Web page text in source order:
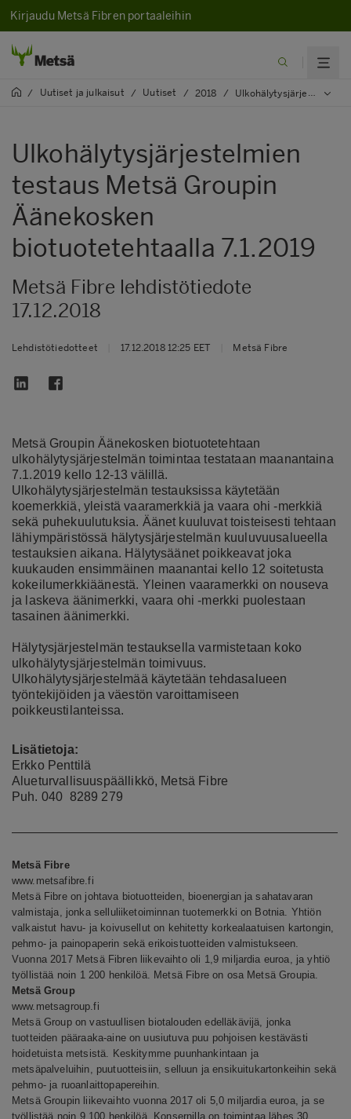
Kirjaudu Metsä Fibren portaaleihin
/ Uutiset ja julkaisut / Uutiset / 2018 / Ulkohälytysjärjestelmien testaus Metsä Groupin Äänekosken biotuotetehtaalla 7.1.2019
Ulkohälytysjärjestelmien
testaus Metsä Groupin
Äänekosken
biotuotetehtaalla 7.1.2019
Metsä Fibre lehdistötiedote
17.12.2018
Lehdistötiedotteet 17.12.2018 12:25 EET Metsä Fibre
Metsä Groupin Äänekosken biotuotetehtaan
ulkohälytysjärjestelmän toimintaa testataan maanantaina
7.1.2019 kello 12-13 välillä.
Ulkohälytysjärjestelmän testauksissa käytetään
koemerkkiä, yleistä vaaramerkkiä ja vaara ohi -merkkiä
sekä puhekuulutuksia. Äänet kuuluvat toisteisesti tehtaan
lähiympäristössä hälytysjärjestelmän kuuluvuusalueella
testauksien aikana. Hälytysäänet poikkeavat joka
kuukauden ensimmäinen maanantai kello 12 soitetusta
kokeilumerkkiäänestä. Yleinen vaaramerkki on nouseva
ja laskeva äänimerkki, vaara ohi -merkki puolestaan
tasainen äänimerkki.
Hälytysjärjestelmän testauksella varmistetaan koko
ulkohälytysjärjestelmän toimivuus.
Ulkohälytysjärjestelmää käytetään tehdasalueen
työntekijöiden ja väestön varoittamiseen
poikkeustilanteissa.
Lisätietoja:
Erkko Penttilä
Alueturvallisuuspäällikkö, Metsä Fibre
Puh. 040 8289 279
Metsä Fibre
www.metsafibre.fi
Metsä Fibre on johtava biotuotteiden, bioenergian ja sahatavaran
valmistaja, jonka selluliiketoiminnan tuotemerkki on Botnia. Yhtiön
valkaistut havu- ja koivusellut on kehitetty korkealaatuisen kartongin,
pehmo- ja painopaperin sekä erikoistuotteiden valmistukseen.
Vuonna 2017 Metsä Fibren liikevaihto oli 1,9 miljardia euroa, ja yhtiö
työllistää noin 1 200 henkilöä. Metsä Fibre on osa Metsä Groupia.
Metsä Group
www.metsagroup.fi
Metsä Group on vastuullisen biotalouden edelläkävijä, jonka
tuotteiden pääraaka-aine on uusiutuva puu pohjoisen kestävästi
hoidetuista metsistä. Keskitymme puunhankintaan ja
metsäpalveluihin, puutuotteisiin, selluun ja ensikuitukartonkeihin sekä
pehmo- ja ruoanlaittopapereihin.
Metsä Groupin liikevaihto vuonna 2017 oli 5,0 miljardia euroa, ja se
työllistää noin 9 100 henkilöä. Konsernilla on toimintaa lähes 30